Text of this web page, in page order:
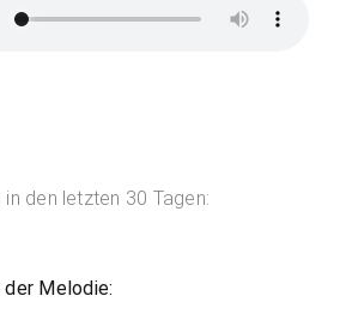
den letzten 30 Tagen:
der Melodie: